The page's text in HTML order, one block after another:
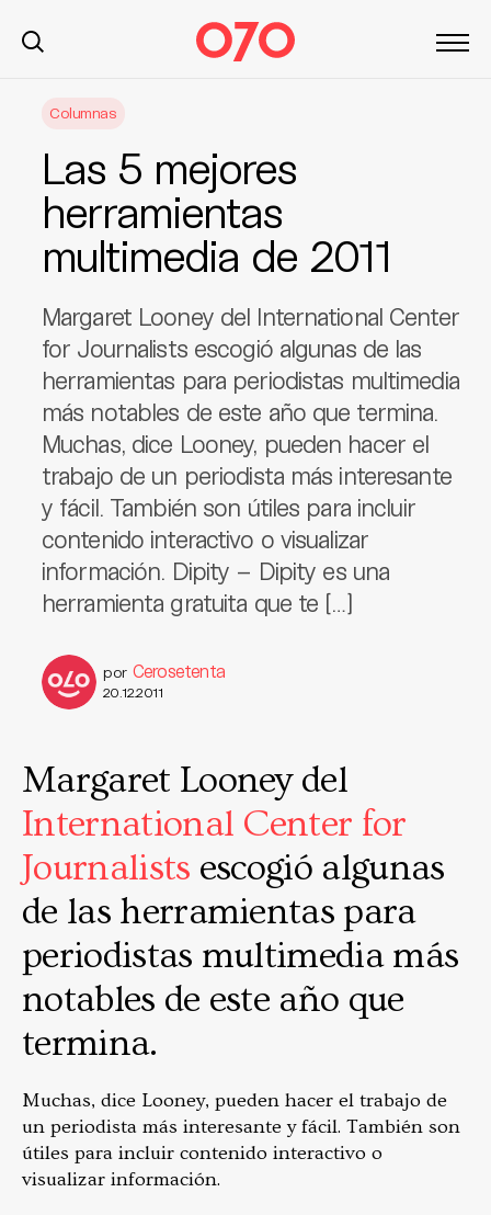
Columnas
Las 5 mejores
herramientas
multimedia de 2011
Margaret Looney del International Center
for Journalists escogió algunas de las
herramientas para periodistas multimedia
más notables de este año que termina.
Muchas, dice Looney, pueden hacer el
trabajo de un periodista más interesante
y fácil. También son útiles para incluir
contenido interactivo o visualizar
información. Dipity – Dipity es una
herramienta gratuita que te […]
por Cerosetenta
20.12.2011
Margaret Looney del
International Center for
Journalists escogió algunas
de las herramientas para
periodistas multimedia más
notables de este año que
termina.
Muchas, dice Looney, pueden hacer el trabajo de
un periodista más interesante y fácil. También son
útiles para incluir contenido interactivo o
visualizar información.